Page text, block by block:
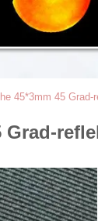
45*3mm 45 Grad-
Grad-